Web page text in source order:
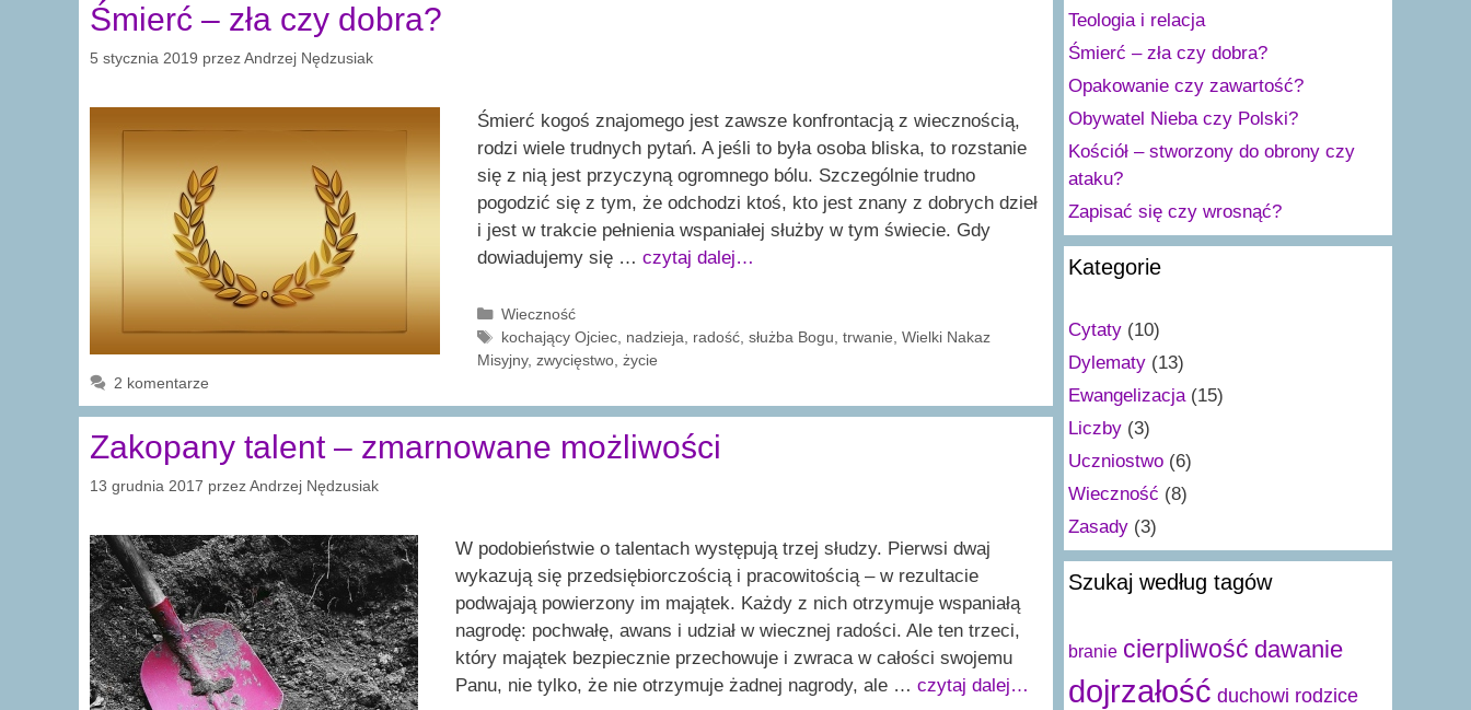
Śmierć – zła czy dobra?
5 stycznia 2019 przezAndrzej Nędzusiak
Śmierć kogoś znajomego jest zawsze konfrontacją z wiecznością,
rodzi wiele trudnych pytań. A jeśli to była osoba bliska, to rozstanie
się z nią jest przyczyną ogromnego bólu. Szczególnie trudno
pogodzić się z tym, że odchodzi ktoś, kto jest znany z dobrych dzieł
i jest w trakcie pełnienia wspaniałej służby w tym świecie. Gdy
dowiadujemy się … czytaj dalej…
Kategorie
Wieczność
Tagi
kochający Ojciec, nadzieja radość, służba Bogu trwanie Wielki Nakaz
Misyjny, zwycięstwo życie
2 komentarze
Zakopany talent – zmarnowane możliwości
13 grudnia 2017 przezAndrzej Nędzusiak
W podobieństwie o talentach występują trzej słudzy. Pierwsi dwaj
wykazują się przedsiębiorczością i pracowitością – w rezultacie
podwajają powierzony im majątek. Każdy z nich otrzymuje wspaniałą
nagrodę: pochwałę, awans i udział w wiecznej radości. Ale ten trzeci,
który majątek bezpiecznie przechowuje i zwraca w całości swojemu
Panu, nie tylko, że nie otrzymuje żadnej nagrody, ale … czytaj dalej…
Teologia i relacja
Śmierć – zła czy dobra?
Opakowanie czy zawartość?
Obywatel Nieba czy Polski?
Kościół – stworzony do obrony czy
ataku?
Zapisać się czy wrosnąć?
Kategorie
Cytaty (10)
Dylematy (13)
Ewangelizacja(15)
Liczby (3)
Uczniostwo (6)
Wieczność (8)
Zasady (3)
Szukaj według tagów
branie cierpliwość dawanie
dojrzałość duchowi rodzice